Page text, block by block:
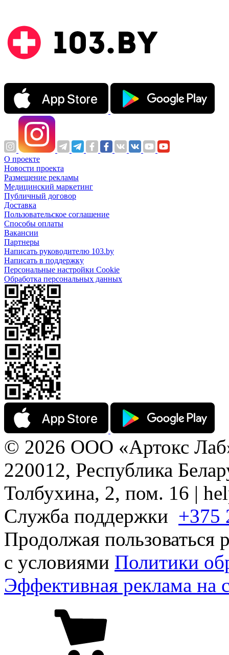
О проекте
Новости проекта
Размещение рекламы
Медицинский маркетинг
Публичный договор
Доставка
Пользовательское соглашение
Способы оплаты
Вакансии
Партнеры
Написать руководителю 103.by
Написать в поддержку
Персональные настройки Cookie
Обработка персональных данных
© 2026 ООО «Артокс
220012, Республика
Толбухина, 2, пом. 16 |
Служба поддержки +375
Продолжая пользоваться
с условиями Политики
Эффективная реклама на